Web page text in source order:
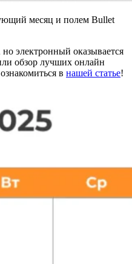
месяц и полем Bullet
электронный оказывается
обзор лучших онлайн
в нашей статье!